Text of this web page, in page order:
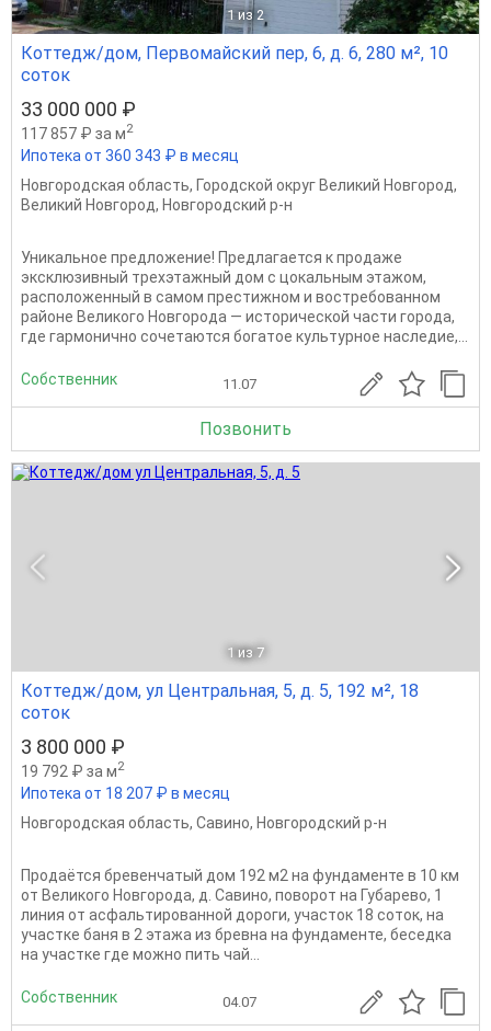
1 из 2
Коттедж/дом, Первомайский пер, 6, д. 6, 280 м², 10
соток
33 000 000 ₽
117 857 ₽ за м2
Ипотека от 360 343 ₽ в месяц
Новгородская область, Городской округ Великий Новгород,
Великий Новгород, Новгородский р-н
Уникальное предложение! Предлагается к продаже
эксклюзивный трехэтажный дом с цокальным этажом,
расположенный в самом престижном и востребованном
районе Великого Новгорода — исторической части города,
где гармонично сочетаются богатое культурное наследие,...
Собственник 11.07
Позвонить
1 из 7
Коттедж/дом, ул Центральная, 5, д. 5, 192 м², 18
соток
3 800 000 ₽
19 792 ₽ за м2
Ипотека от 18 207 ₽ в месяц
Новгородская область, Савино, Новгородский р-н
Продаётся бревенчатый дом 192 м2 на фундаменте в 10 км
от Великого Новгорода, д. Савино, поворот на Губарево, 1
линия от асфальтированной дороги, участок 18 соток, на
участке баня в 2 этажа из бревна на фундаменте, беседка
на участке где можно пить чай...
Собственник 04.07